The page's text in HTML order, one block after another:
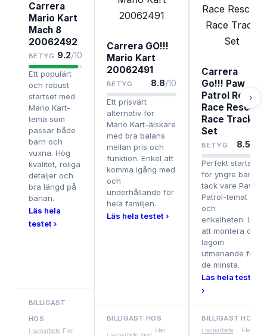
Carrera
Mario Kart
Mach 8
20062492
BETYG 9.2/10
Ett populärt
och robust
startset med
Mario Kart-
tema som
passar både
barn och
vuxna. Hög
kvalitet, roliga
detaljer och
bra längd på
banan.
Läs hela
testet ›
BILLIGAST
HOS
i samarbete Fler
Carrera GO!!!
Mario Kart
20062491
BETYG 8.8/10
Ett prisvärt
alternativ för
Mario Kart-älskare
med bra balans
mellan pris och
funktion. Enkel att
komma igång med
och
underhållande för
hela familjen.
Läs hela testet ›
BILLIGAST HOS
Fler
Carrera
Go!!! Paw
Patrol Ready
Race Rescue
Race Track
Set
BETYG 8.5
Perfekt startset
för yngre barn
tack vare Paw
Patrol-temat
och
enkelheten. Lätt
att montera och
lagom
utmanande för
de minsta.
Läs hela testet
›
BILLIGAST HOS
i samarbete
Fler
›